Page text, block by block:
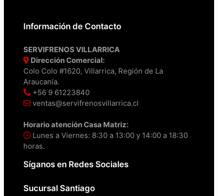
Información de Contacto
SERVIFRENOS VILLARRICA
Dirección Comercial:
Colo Colo #1620, Villarrica, Región de La
Araucanía.
+56 9 61223840
ventas@servifrenosvillarrica.cl
Horario atención Casa Matriz:
Lunes a Viernes: 8:30 a 13:00 y 14:00 a 18:30
horas.
Síganos en Redes Sociales
Sucursal Santiago